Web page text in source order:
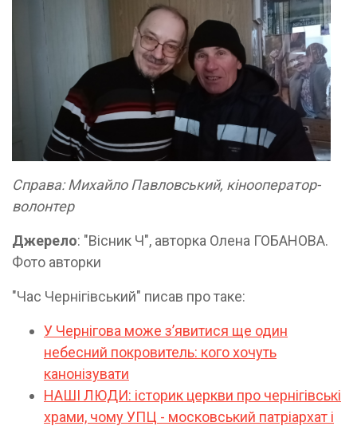
Справа: Михайло Павловський, кінооператор-
волонтер
Джерело: "Вісник Ч", авторка Олена ГОБАНОВА.
Фото авторки
"Час Чернігівський" писав про таке:
У Чернігова може з’явитися ще один
небесний покровитель: кого хочуть
канонізувати
НАШІ ЛЮДИ: історик церкви про чернігівські
храми, чому УПЦ - московський патріархат і